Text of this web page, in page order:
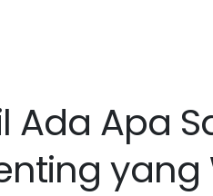
Ada Apa
yang